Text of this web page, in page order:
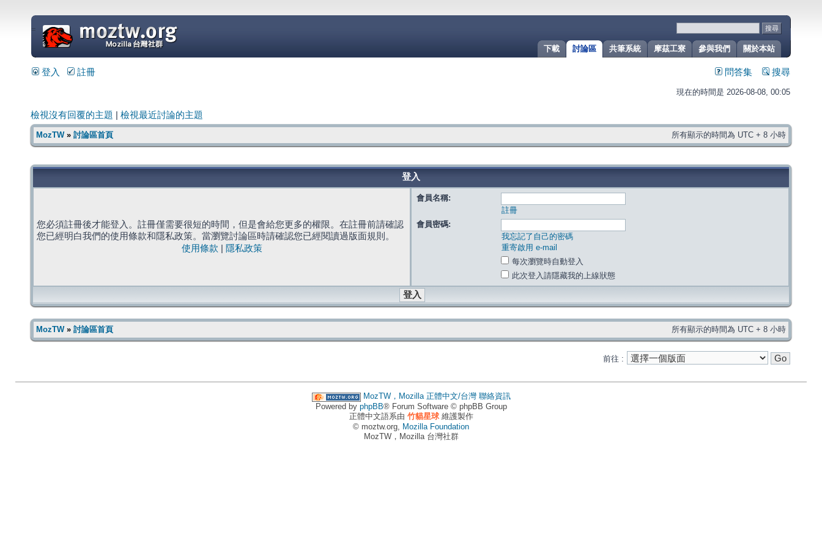
關於本站
參與我們
摩茲工寮
共筆系統
討論區
下載
=
登入 註冊 問答集 搜尋
現在的時間是 2026-08-08, 00:05
檢視沒有回覆的主題 檢視最近討論的主題
MozTW» 討論區首頁 所有顯示的時間為 UTC + 8 小時
登入
您必須註冊後才能登入。註冊僅需要很短的時間，但是會給您更多的權限。在註冊前請確認
您已經明白我們的使用條款和隱私政策。當瀏覽討論區時請確認您已經閱讀過版面規則。
使用條款
隱私政策
會員名稱:
註冊
會員密碼:
我忘記了自己的密碼
重寄啟用 e-mail
每次瀏覽時自動登入
此次登入請隱藏我的上線狀態
MozTW» 討論區首頁 所有顯示的時間為 UTC + 8 小時
前往 :
MozTW，Mozilla 正體中文/台灣 聯絡資訊
Powered by phpBB® Forum Software © phpBB Group
正體中文語系由 竹貓星球維護製作
© moztw.org, Mozilla Foundation
MozTW，Mozilla 台灣社群